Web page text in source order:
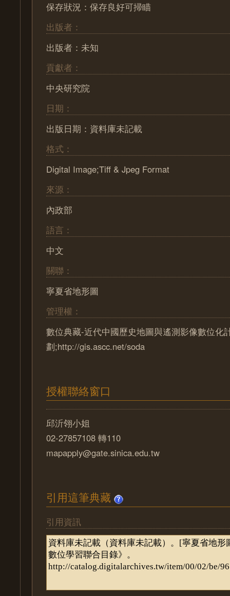
保存狀況：保存良好可掃瞄
出版者：
出版者：未知
貢獻者：
中央研究院
日期：
出版日期：資料庫未記載
格式：
Digital Image;Tiff & Jpeg Format
來源：
內政部
語言：
中文
關聯：
寧夏省地形圖
管理權：
數位典藏-近代中國歷史地圖與遙測影像數位化
劃;http://gis.ascc.net/soda
授權聯絡窗口
邱沂翎小姐
02-27857108 轉110
mapapply@gate.sinica.edu.tw
引用這筆典藏
引用資訊